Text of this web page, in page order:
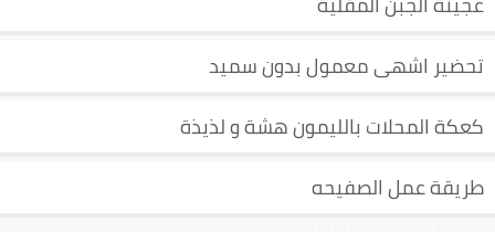
تحضير اشهى معمول بدون سميد
كعكة المحلات بالليمون هشة و لذيذة
طريقة عمل الصفيحه